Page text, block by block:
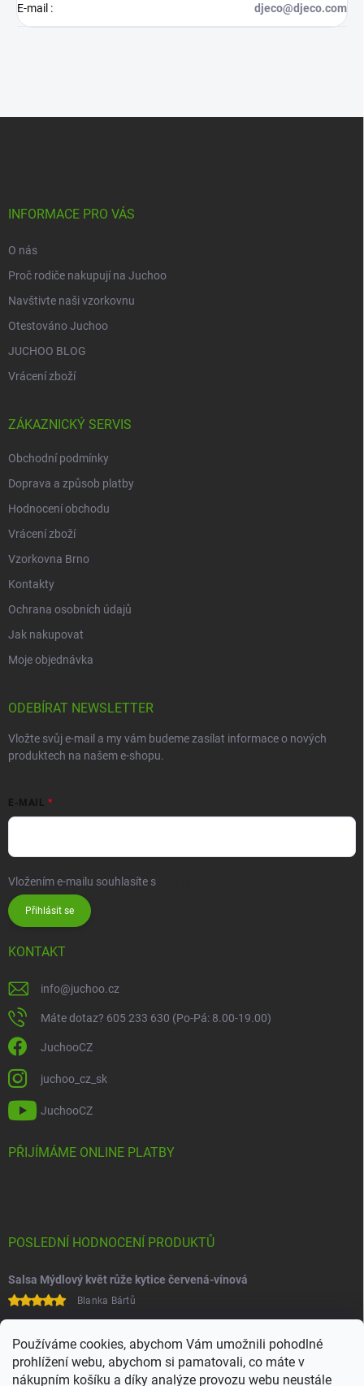
Používáme cookies, abychom Vám umožnili pohodlné
prohlížení webu, abychom si pamatovali, co máte v
nákupním košíku a díky analýze provozu webu neustále
E-mail : djeco@djeco.com
INFORMACE PRO VÁS
O nás
Proč rodiče nakupují na Juchoo
Navštivte naši vzorkovnu
Otestováno Juchoo
JUCHOO BLOG
Vrácení zboží
ZÁKAZNICKÝ SERVIS
Obchodní podmínky
Doprava a způsob platby
Hodnocení obchodu
Vrácení zboží
Vzorkovna Brno
Kontakty
Ochrana osobních údajů
Jak nakupovat
Moje objednávka
ODEBÍRAT NEWSLETTER
Vložte svůj e-mail a my vám budeme zasílat informace o nových
produktech na našem e-shopu.
E-MAIL
Vložením e-mailu souhlasíte s
Přihlásit se
KONTAKT
info@juchoo.cz
Máte dotaz? 605 233 630 (Po-Pá: 8.00-19.00)
JuchooCZ
juchoo_cz_sk
JuchooCZ
PŘIJÍMÁME ONLINE PLATBY
POSLEDNÍ HODNOCENÍ PRODUKTŮ
Salsa Mýdlový květ růže kytice červená-vínová
Blanka Bártů